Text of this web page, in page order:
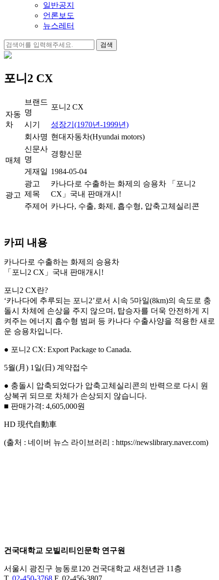
일반공지
언론보도
뉴스레터
검
색:
포니2 CX
자동
차
브랜드
명
포니2 CX
시기
성장기(1970년-1999년)
회사명 현대자동차(Hyundai motors)
매체
신문사
명
경향신문
게재일 1984-05-04
광고
광고
제목
카나다로 수출하는 화제의 승용차 「포니2
CX」국내 판매개시!
주제어 카나다, 수출, 화제, 흡수형, 압축고체실리콘
카피 내용
카나다로 수출하는 화제의 승용차
「포니2 CX」국내 판매개시!
포니2 CX란?
‘카나다에 추루되는 포니2’로서 시속 5마일(8km)의 속도로 충
돌시 차체에 손상을 주지 않으며, 탑승자를 더욱 안전하게 지
켜주는 에너지 흡수형 범퍼 등 카나다 수출사양을 적용한 새로
운 승용차입니다.
● 포니2 CX: Export Package to Canada.
5월(月) 1일(日) 계약접수
● 충돌시 압축되었다가 압축고체실리콘의 반력으로 다시 원
상복귀 되므로 차체가 손상되지 않습니다.
■ 판매가격: 4,605,000원
HD 現代自動車
(출처 : 네이버 뉴스 라이브러리 : https://newslibrary.naver.com)
건국대학교 모빌리티인문학 연구원
서울시 광진구 능동로120 건국대학교 새천년관 11층
T. 02-450-3768 F. 02-456-3807